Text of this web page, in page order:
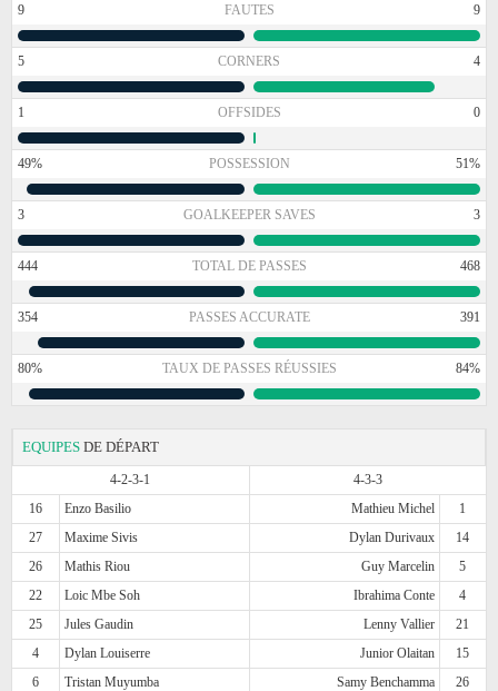
9 FAUTES 9
5 CORNERS 4
1 OFFSIDES 0
49% POSSESSION 51%
3 GOALKEEPER SAVES 3
444 TOTAL DE PASSES 468
354 PASSES ACCURATE 391
80% TAUX DE PASSES RÉUSSIES 84%
EQUIPES DE DÉPART
4-2-3-1
4-3-3
16
Enzo Basilio Mathieu Michel
1
27
Maxime Sivis Dylan Durivaux
14
26
Mathis Riou Guy Marcelin
5
22
Loic Mbe Soh Ibrahima Conte
4
25
Jules Gaudin Lenny Vallier
21
4
Dylan Louiserre Junior Olaitan
15
6
Tristan Muyumba Samy Benchamma
26